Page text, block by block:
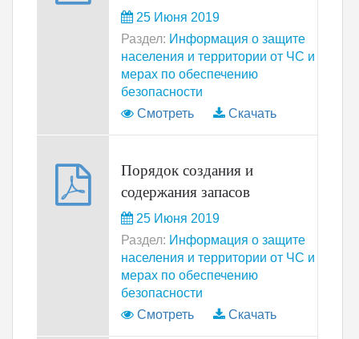
25 Июня 2019
Раздел: Информация о защите
населения и территории от ЧС и
мерах по обеспечению
безопасности
Смотреть
Скачать
Порядок создания и
содержания запасов
25 Июня 2019
Раздел: Информация о защите
населения и территории от ЧС и
мерах по обеспечению
безопасности
Смотреть
Скачать